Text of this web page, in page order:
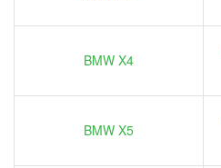
BMW X4
BMW X5